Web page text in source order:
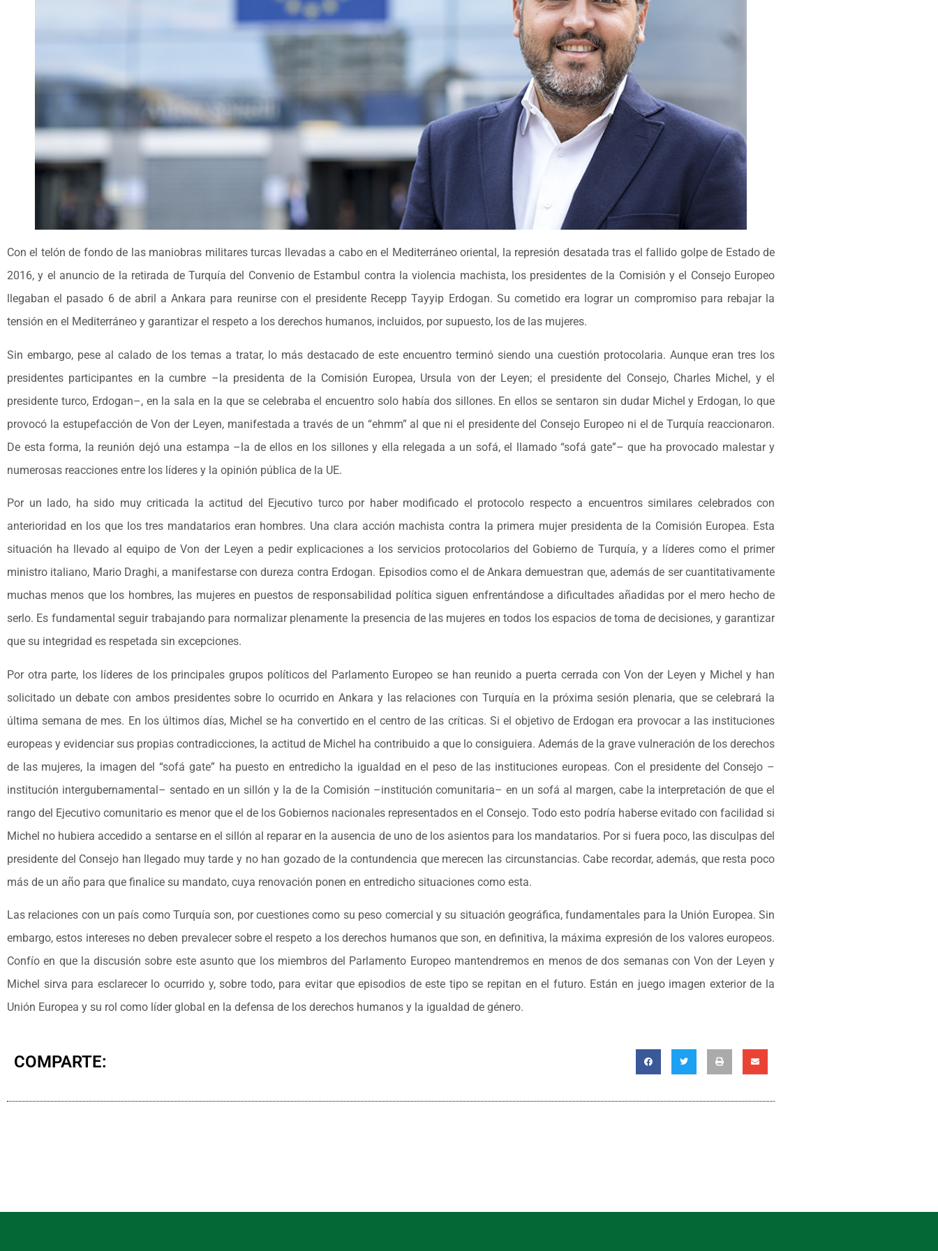
Con el telón de fondo de las maniobras militares turcas llevadas a cabo en el Mediterráneo oriental, la represión desatada tras el fallido golpe de Estado de
2016, y el anuncio de la retirada de Turquía del Convenio de Estambul contra la violencia machista, los presidentes de la Comisión y el Consejo Europeo
llegaban el pasado 6 de abril a Ankara para reunirse con el presidente Recepp Tayyip Erdogan. Su cometido era lograr un compromiso para rebajar la
tensión en el Mediterráneo y garantizar el respeto a los derechos humanos, incluidos, por supuesto, los de las mujeres.
Sin embargo, pese al calado de los temas a tratar, lo más destacado de este encuentro terminó siendo una cuestión protocolaria. Aunque eran tres los
presidentes participantes en la cumbre –la presidenta de la Comisión Europea, Ursula von der Leyen; el presidente del Consejo, Charles Michel, y el
presidente turco, Erdogan–, en la sala en la que se celebraba el encuentro solo había dos sillones. En ellos se sentaron sin dudar Michel y Erdogan, lo que
provocó la estupefacción de Von der Leyen, manifestada a través de un “ehmm” al que ni el presidente del Consejo Europeo ni el de Turquía reaccionaron.
De esta forma, la reunión dejó una estampa –la de ellos en los sillones y ella relegada a un sofá, el llamado “sofá gate”– que ha provocado malestar y
numerosas reacciones entre los líderes y la opinión pública de la UE.
Por un lado, ha sido muy criticada la actitud del Ejecutivo turco por haber modificado el protocolo respecto a encuentros similares celebrados con
anterioridad en los que los tres mandatarios eran hombres. Una clara acción machista contra la primera mujer presidenta de la Comisión Europea. Esta
situación ha llevado al equipo de Von der Leyen a pedir explicaciones a los servicios protocolarios del Gobierno de Turquía, y a líderes como el primer
ministro italiano, Mario Draghi, a manifestarse con dureza contra Erdogan. Episodios como el de Ankara demuestran que, además de ser cuantitativamente
muchas menos que los hombres, las mujeres en puestos de responsabilidad política siguen enfrentándose a dificultades añadidas por el mero hecho de
serlo. Es fundamental seguir trabajando para normalizar plenamente la presencia de las mujeres en todos los espacios de toma de decisiones, y garantizar
que su integridad es respetada sin excepciones.
Por otra parte, los líderes de los principales grupos políticos del Parlamento Europeo se han reunido a puerta cerrada con Von der Leyen y Michel y han
solicitado un debate con ambos presidentes sobre lo ocurrido en Ankara y las relaciones con Turquía en la próxima sesión plenaria, que se celebrará la
última semana de mes. En los últimos días, Michel se ha convertido en el centro de las críticas. Si el objetivo de Erdogan era provocar a las instituciones
europeas y evidenciar sus propias contradicciones, la actitud de Michel ha contribuido a que lo consiguiera. Además de la grave vulneración de los derechos
de las mujeres, la imagen del “sofá gate” ha puesto en entredicho la igualdad en el peso de las instituciones europeas. Con el presidente del Consejo –
institución intergubernamental– sentado en un sillón y la de la Comisión –institución comunitaria– en un sofá al margen, cabe la interpretación de que el
rango del Ejecutivo comunitario es menor que el de los Gobiernos nacionales representados en el Consejo. Todo esto podría haberse evitado con facilidad si
Michel no hubiera accedido a sentarse en el sillón al reparar en la ausencia de uno de los asientos para los mandatarios. Por si fuera poco, las disculpas del
presidente del Consejo han llegado muy tarde y no han gozado de la contundencia que merecen las circunstancias. Cabe recordar, además, que resta poco
más de un año para que finalice su mandato, cuya renovación ponen en entredicho situaciones como esta.
Las relaciones con un país como Turquía son, por cuestiones como su peso comercial y su situación geográfica, fundamentales para la Unión Europea. Sin
embargo, estos intereses no deben prevalecer sobre el respeto a los derechos humanos que son, en definitiva, la máxima expresión de los valores europeos.
Confío en que la discusión sobre este asunto que los miembros del Parlamento Europeo mantendremos en menos de dos semanas con Von der Leyen y
Michel sirva para esclarecer lo ocurrido y, sobre todo, para evitar que episodios de este tipo se repitan en el futuro. Están en juego imagen exterior de la
Unión Europea y su rol como líder global en la defensa de los derechos humanos y la igualdad de género.
COMPARTE: